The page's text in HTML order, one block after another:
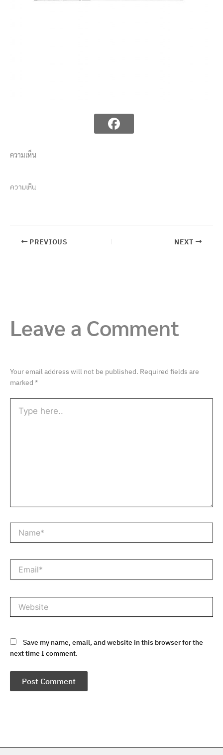
ความเห็น
ความเห็น
PREVIOUS NEXT
Leave a Comment
Your email address will not be published. Required fields are
marked *
here..
Save my name, email, and website in this browser for the
next time I comment.